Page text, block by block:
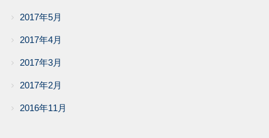
2017年5月
2017年4月
2017年3月
2017年2月
2016年11月